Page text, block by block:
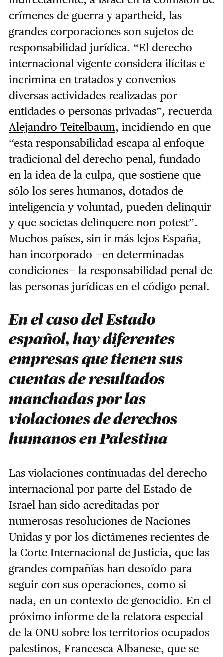
crímenes de guerra y apartheid, las
grandes corporaciones son sujetos de
responsabilidad jurídica. “El derecho
internacional vigente considera ilícitas e
incrimina en tratados y convenios
diversas actividades realizadas por
entidades o personas privadas”, recuerda
Alejandro Teitelbaum, incidiendo en que
“esta responsabilidad escapa al enfoque
tradicional del derecho penal, fundado
en la idea de la culpa, que sostiene que
sólo los seres humanos, dotados de
inteligencia y voluntad, pueden delinquir
y que societas delinquere non potest”.
Muchos países, sin ir más lejos España,
han incorporado —en determinadas
condiciones— la responsabilidad penal de
las personas jurídicas en el código penal.
En el caso del Estado
español, hay diferentes
empresas que tienen sus
cuentas de resultados
manchadas por las
violaciones de derechos
humanos en Palestina
Las violaciones continuadas del derecho
internacional por parte del Estado de
Israel han sido acreditadas por
numerosas resoluciones de Naciones
Unidas y por los dictámenes recientes de
la Corte Internacional de Justicia, que las
grandes compañías han desoído para
seguir con sus operaciones, como si
nada, en un contexto de genocidio. En el
próximo informe de la relatora especial
de la ONU sobre los territorios ocupados
palestinos, Francesca Albanese, que se